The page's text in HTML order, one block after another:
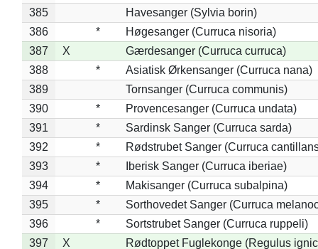
385
Havesanger (Sylvia borin)
386
*
Høgesanger (Curruca nisoria)
387
X
Gærdesanger (Curruca curruca)
388
*
Asiatisk Ørkensanger (Curruca nana)
389
Tornsanger (Curruca communis)
390
*
Provencesanger (Curruca undata)
391
*
Sardinsk Sanger (Curruca sarda)
392
*
Rødstrubet Sanger (Curruca
393
*
Iberisk Sanger (Curruca iberiae)
394
*
Makisanger (Curruca subalpina)
395
*
Sorthovedet Sanger (Curruca
396
*
Sortstrubet Sanger (Curruca ruppeli)
397
X
Rødtoppet Fuglekonge (Regulus